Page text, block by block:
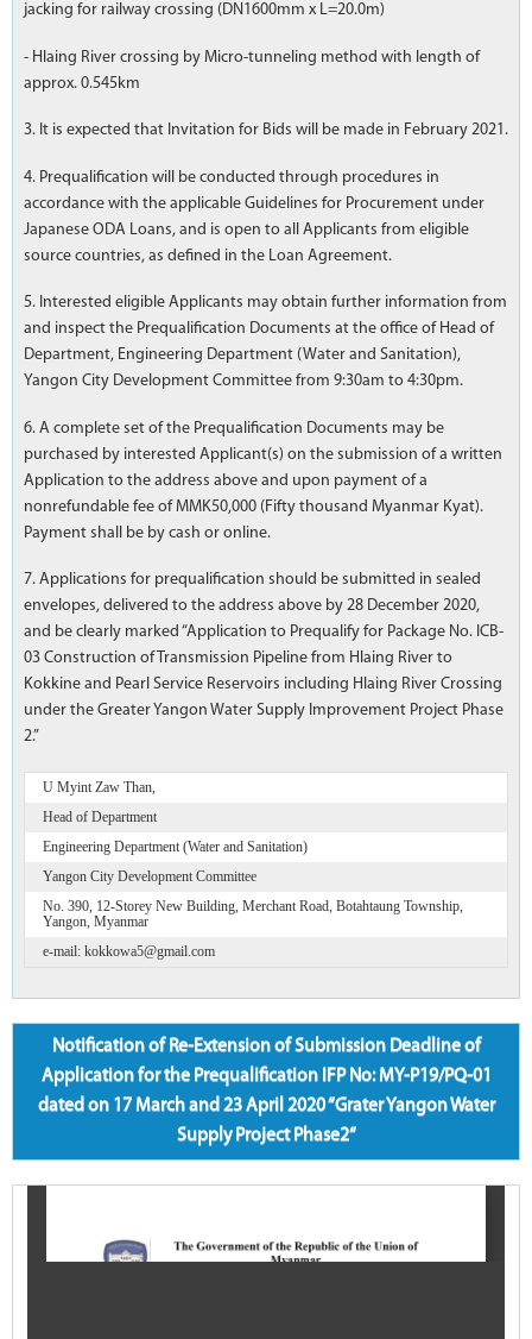
jacking for railway crossing (DN1600mm x L=20.0m)
- Hlaing River crossing by Micro-tunneling method with length of
approx. 0.545km
3. It is expected that Invitation for Bids will be made in February 2021.
4. Prequalification will be conducted through procedures in
accordance with the applicable Guidelines for Procurement under
Japanese ODA Loans, and is open to all Applicants from eligible
source countries, as defined in the Loan Agreement.
5. Interested eligible Applicants may obtain further information from
and inspect the Prequalification Documents at the office of Head of
Department, Engineering Department (Water and Sanitation),
Yangon City Development Committee from 9:30am to 4:30pm.
6. A complete set of the Prequalification Documents may be
purchased by interested Applicant(s) on the submission of a written
Application to the address above and upon payment of a
nonrefundable fee of MMK50,000 (Fifty thousand Myanmar Kyat).
Payment shall be by cash or online.
7. Applications for prequalification should be submitted in sealed
envelopes, delivered to the address above by 28 December 2020,
and be clearly marked “Application to Prequalify for Package No. ICB-
03 Construction of Transmission Pipeline from Hlaing River to
Kokkine and Pearl Service Reservoirs including Hlaing River Crossing
under the Greater Yangon Water Supply Improvement Project Phase
2.”
U Myint Zaw Than,
Head of Department
Engineering Department (Water and Sanitation)
Yangon City Development Committee
No. 390, 12-Storey New Building, Merchant Road, Botahtaung Township,
Yangon, Myanmar
e-mail: kokkowa5@gmail.com
Notification of Re-Extension of Submission Deadline of
Application for the Prequalification IFP No: MY-P19/PQ-01
dated on 17 March and 23 April 2020 “Grater Yangon Water
Supply Project Phase2“